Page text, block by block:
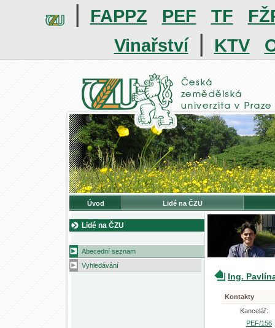
| FAPPZ PEF TF
Vinařství | KTV
Úvod Lidé na ČZU
Lidé na ČZU
Abecední seznam
Vyhledávání
Ing.
Kontakty
Kancelář:
PEF/156